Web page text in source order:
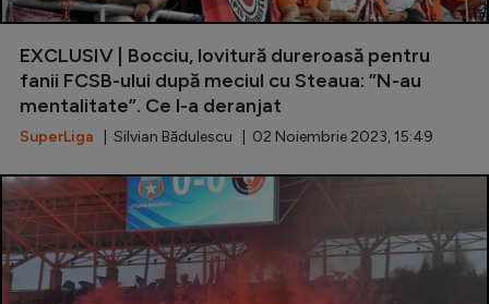
EXCLUSIV | Bocciu, lovitură dureroasă pentru
fanii FCSB-ului după meciul cu Steaua: ”N-au
mentalitate”. Ce l-a deranjat
SuperLiga | Silvian Bădulescu | 02 Noiembrie 2023, 15:49